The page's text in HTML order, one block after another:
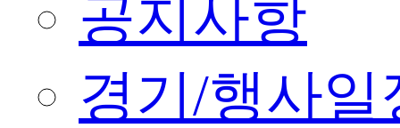
공지사항
경기/행사일